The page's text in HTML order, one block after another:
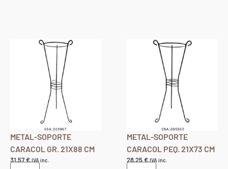
METAL-SOPORTE
CARACOL GR. 21X88 CM
31,57€ IVA inc.
METAL-SOPORTE
CARACOL PEQ. 21X73 CM
28,25€ IVA inc.